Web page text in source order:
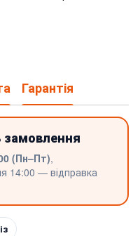
Гарантія
замовлення
(Пн–Пт),
14:00 — відправка